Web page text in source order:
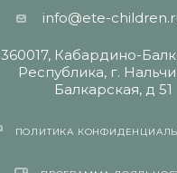
info@ete-
360017, Кабардино-
Республика, г.
Балкарская, д 51
ПОЛИТИКА